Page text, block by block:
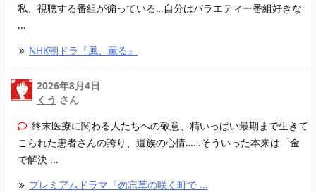
私、視聴する番組が偏っている…自分はバラエティー番組好きな
...
NHK朝ドラ『風、薫る』
2026年8月4日
くう さん
終末医療に関わる人たちへの敬意、精いっぱい最期まで生きて
こられた患者さんの誇り、遺族の心情……そういった本来は「金
で解決 ...
プレミアムドラマ『勿忘草の咲く町で ...